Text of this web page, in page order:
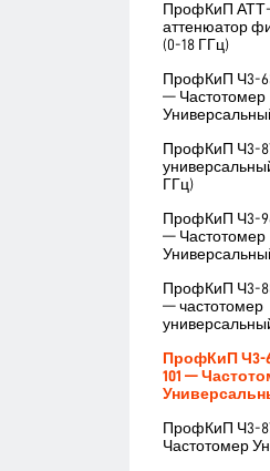
ПрофКиП
аттенюатор
(0-18 ГГц)
ПрофКиП Ч3-
— Частотомер
ПрофКиП Ч3-
ГГц)
ПрофКиП Ч3-
— Частотомер
ПрофКиП Ч3-
— частотомер
ПрофКиП Ч3-
101 —
ПрофКиП Ч3-
Частотомер